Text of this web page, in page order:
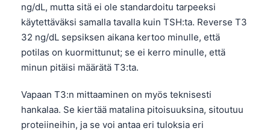
ng/dL, mutta sitä ei ole standardoitu tarpeeksi
käytettäväksi samalla tavalla kuin TSH:ta. Reverse T3
32 ng/dL sepsiksen aikana kertoo minulle, että
potilas on kuormittunut; se ei kerro minulle, että
minun pitäisi määrätä T3:ta.
Vapaan T3:n mittaaminen on myös teknisesti
hankalaa. Se kiertää matalina pitoisuuksina, sitoutuu
proteiineihin, ja se voi antaa eri tuloksia eri
Ślōnskŏ gŏdka
Norsk bokmål